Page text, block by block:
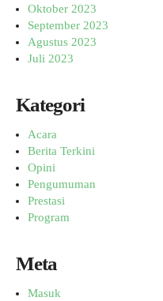
Oktober 2023
September 2023
Agustus 2023
Juli 2023
Kategori
Acara
Berita Terkini
Opini
Pengumuman
Prestasi
Program
Meta
Masuk